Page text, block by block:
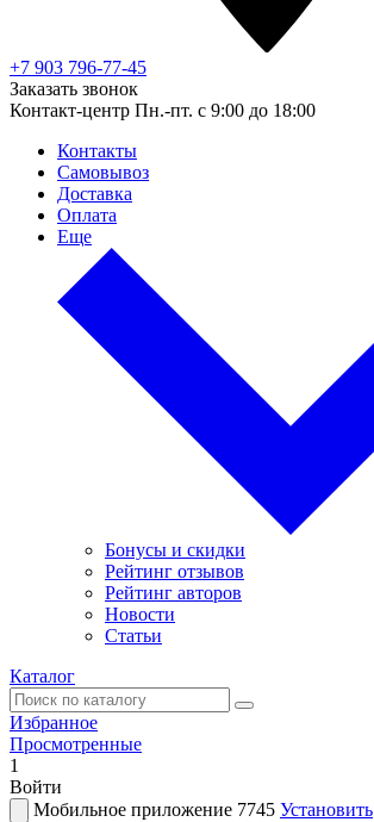
+7 903 796-77-45
Заказать звонок
Контакт-центр Пн.-пт. с 9:00 до 18:00
Контакты
Самовывоз
Доставка
Оплата
Еще
Бонусы и скидки
Рейтинг отзывов
Рейтинг авторов
Новости
Статьи
Каталог
Избранное
Просмотренные
1
Войти
Мобильное приложение 7745 Установить